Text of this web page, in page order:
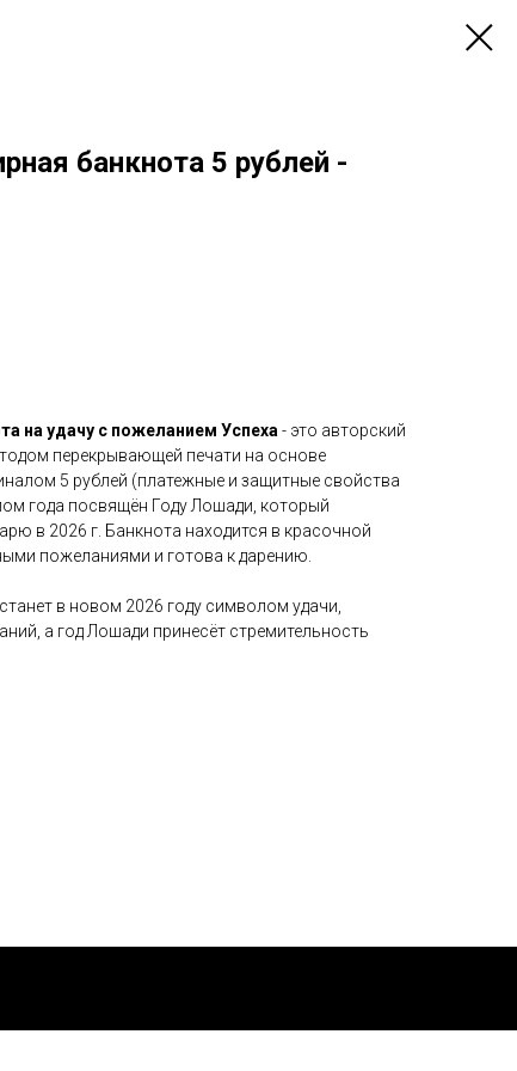
банкнота 5 рублей -
на удачу с пожеланием Успеха- это авторский
перекрывающей печати на основе
5 рублей (платежные и защитные свойства
года посвящён Году Лошади, который
в 2026 г. Банкнота находится в красочной
пожеланиями и готова к дарению.
в новом 2026 году символом удачи,
а год Лошади принесёт стремительность